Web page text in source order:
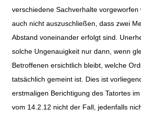
verschiedene Sachverhalte vorgeworfen
auch nicht auszuschließen, dass zwei
Abstand voneinander erfolgt sind.
solche Ungenauigkeit nur dann, wenn
Betroffenen ersichtlich bleibt, welche
tatsächlich gemeint ist. Dies ist
erstmaligen Berichtigung des Tatortes
vom 14.2.12 nicht der Fall, jedenfalls